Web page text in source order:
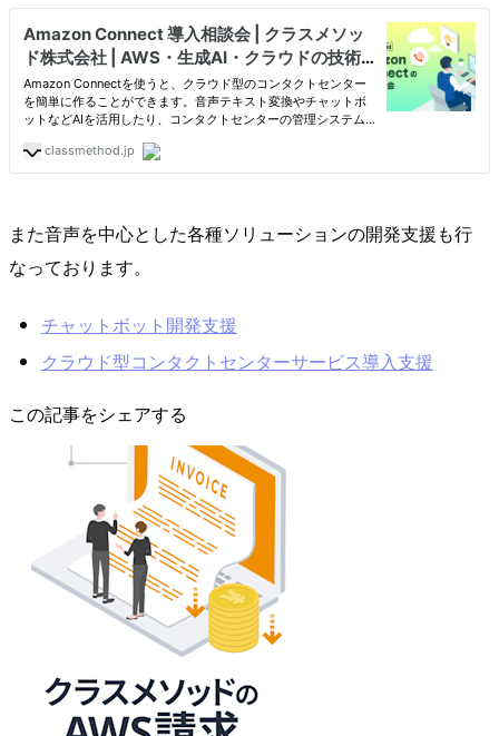
また音声を中心とした各種ソリューションの開発支援も行
なっております。
チャットボット開発支援
クラウド型コンタクトセンターサービス導入支援
この記事をシェアする